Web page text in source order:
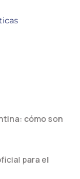
cómo son
para el